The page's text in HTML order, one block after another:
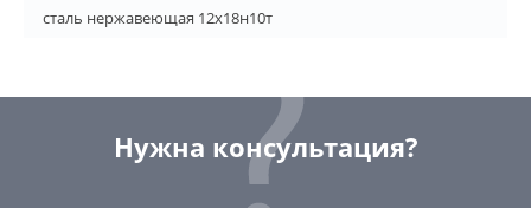
сталь нержавеющая 12х18н10т
Нужна консультация?